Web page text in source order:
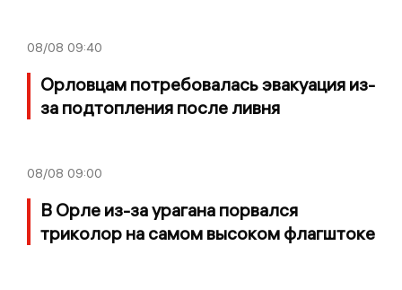
08/08 09:40
Орловцам потребовалась эвакуация из-
за подтопления после ливня
08/08 09:00
В Орле из-за урагана порвался
триколор на самом высоком флагштоке